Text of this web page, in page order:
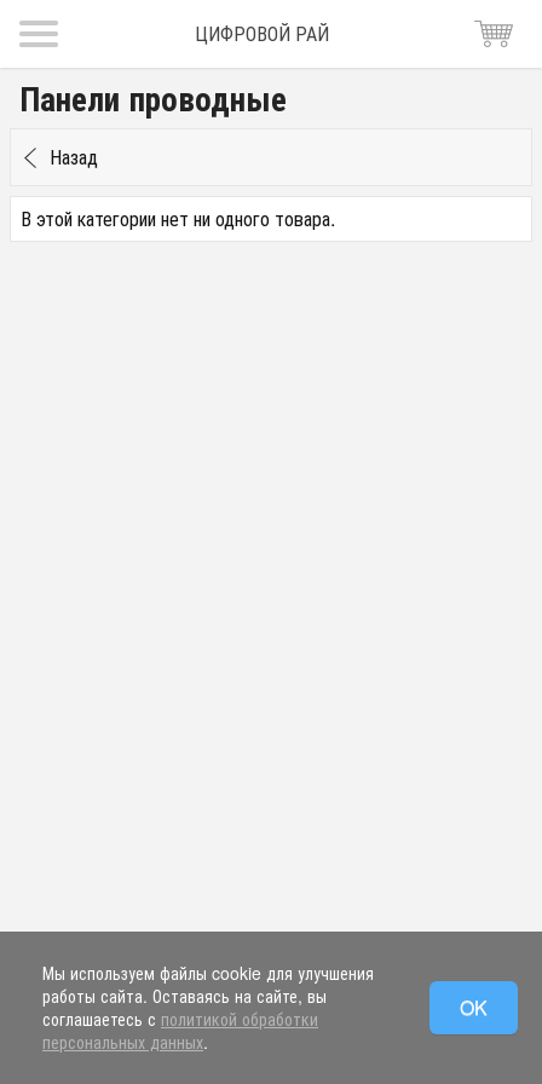
ЦИФРОВОЙ РАЙ
Панели проводные
Назад
В этой категории нет ни одного товара.
Мы используем файлы cookie для улучшения
работы сайта. Оставаясь на сайте, вы
соглашаетесь с политикой обработки
персональных данных.
OK